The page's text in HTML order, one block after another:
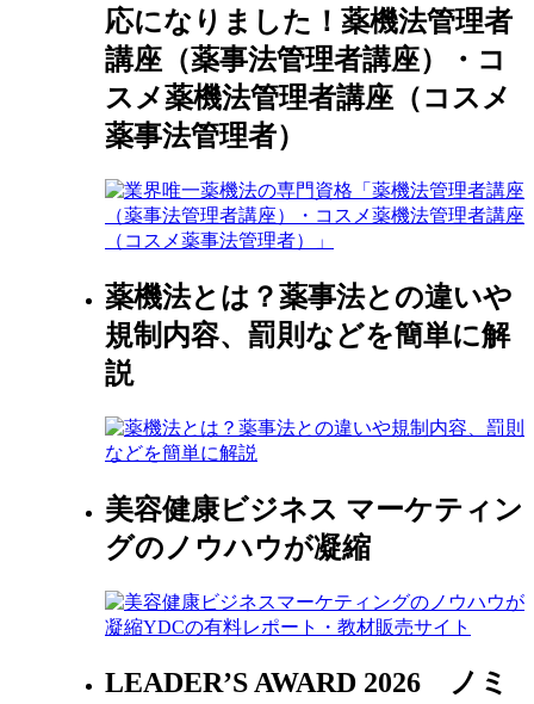
応になりました！薬機法管理者
講座（薬事法管理者講座）・コ
スメ薬機法管理者講座（コスメ
薬事法管理者）
薬機法とは？薬事法との違いや
規制内容、罰則などを簡単に解
説
美容健康ビジネス マーケティン
グのノウハウが凝縮
LEADER’S AWARD 2026 ノミ